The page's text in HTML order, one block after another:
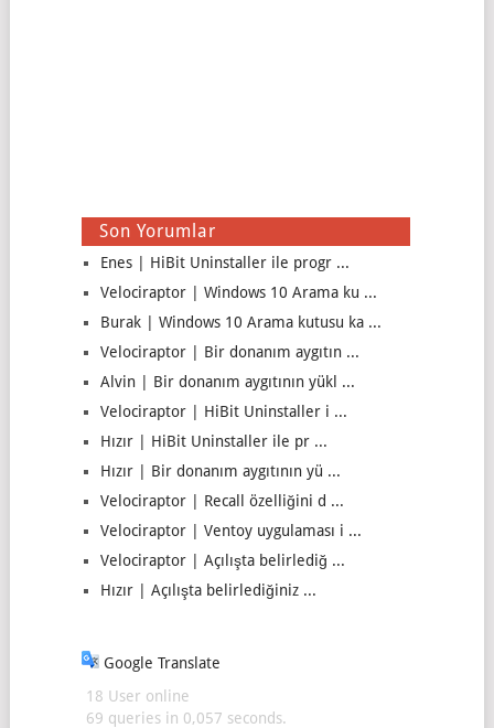
Son Yorumlar
Enes | HiBit Uninstaller ile progr ...
Velociraptor | Windows 10 Arama ku ...
Burak | Windows 10 Arama kutusu ka ...
Velociraptor | Bir donanım aygıtın ...
Alvin | Bir donanım aygıtının yükl ...
Velociraptor | HiBit Uninstaller i ...
Hızır | HiBit Uninstaller ile pr ...
Hızır | Bir donanım aygıtının yü ...
Velociraptor | Recall özelliğini d ...
Velociraptor | Ventoy uygulaması i ...
Velociraptor | Açılışta belirlediğ ...
Hızır | Açılışta belirlediğiniz ...
Google Translate
18 User online
69 queries in 0,057 seconds.